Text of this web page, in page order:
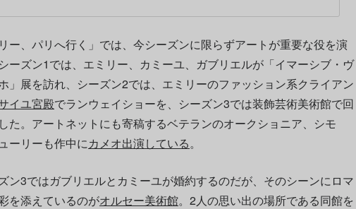
ー、パリへ行く」では、今シーズンに限らずアートが重要な役を演
ーズン1では、エミリー、カミーユ、ガブリエルが「イマーシブ・ヴ
」展を訪れ、シーズン2では、エミリーのファッション系クライアン
イユ宮殿でランウェイショーを、シーズン3では装飾芸術美術館で回
た。アートネットにも寄稿するベテランのオークショニア、シモ
ーリーも作中にカメオ出演している。
ン3ではガブリエルとカミーユが婚約するのだが、そのシーンにロマ
を添えているのがオルセー美術館。2人の思い出の場所である同館を